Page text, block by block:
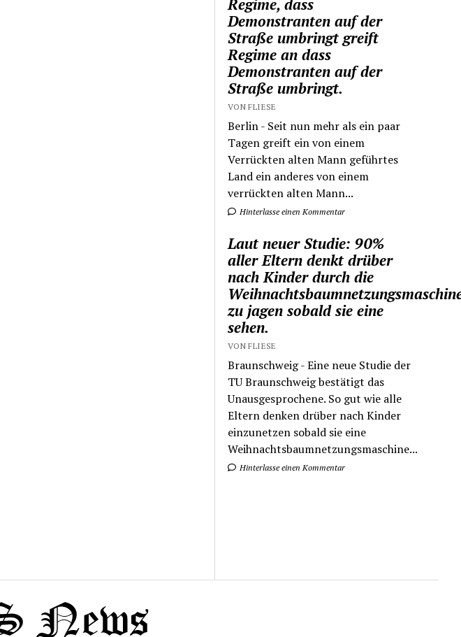
Regime, dass
Demonstranten auf der
Straße umbringt greift
Regime an dass
Demonstranten auf der
Straße umbringt.
VON FLIESE
Berlin - Seit nun mehr als ein paar
Tagen greift ein von einem
Verrückten alten Mann geführtes
Land ein anderes von einem
verrückten alten Mann...
Hinterlasse einen Kommentar
Laut neuer Studie: 90%
aller Eltern denkt drüber
nach Kinder durch die
zu jagen sobald sie eine
sehen.
VON FLIESE
Braunschweig - Eine neue Studie der
TU Braunschweig bestätigt das
Unausgesprochene. So gut wie alle
Eltern denken drüber nach Kinder
einzunetzen sobald sie eine
Weihnachtsbaumnetzungsmaschine...
Hinterlasse einen Kommentar